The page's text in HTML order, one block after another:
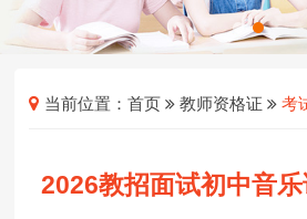
当前位置：首页 教师资格证 考
2026教招面试初中音